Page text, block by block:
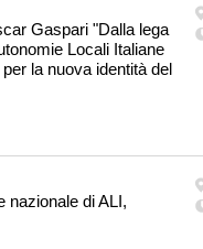
Gaspari "Dalla lega
Locali Italiane
la nuova identità del
nazionale di ALI,